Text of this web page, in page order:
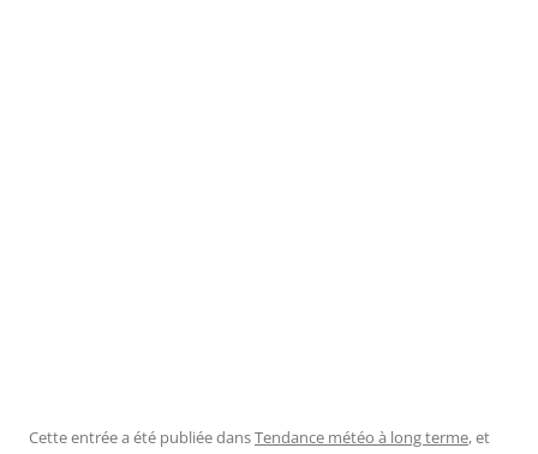
Cette entrée a été publiée dansTendance météo à long terme, et